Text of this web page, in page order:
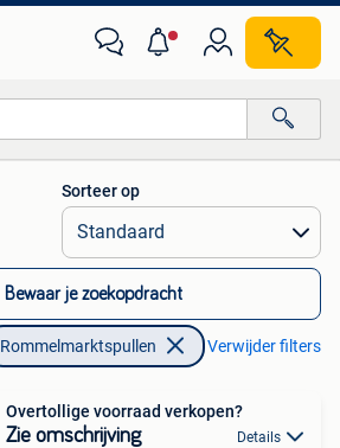
Alle afstanden…
Sorteer op
Bewaar je zoekopdracht
Rommelmarktspullen Verwijder filters
Overtollige voorraad verkopen?
Zie omschrijving Details